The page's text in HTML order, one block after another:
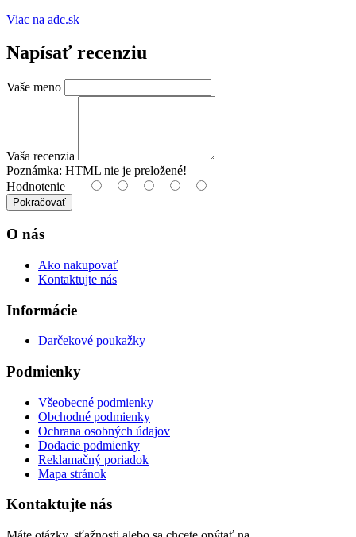
Viac na adc.sk
Napísať recenziu
Vaše meno
Vaša recenzia
Poznámka: HTML nie je preložené!
Hodnotenie
Pokračovať
O nás
Ako nakupovať
Kontaktujte nás
Informácie
Darčekové poukažky
Podmienky
Všeobecné podmienky
Obchodné podmienky
Ochrana osobných údajov
Dodacie podmienky
Reklamačný poriadok
Mapa stránok
Kontaktujte nás